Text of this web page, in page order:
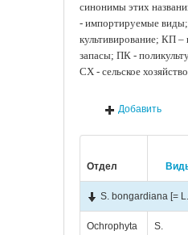
синонимы этих
- импортируемые
культивирование; КП
запасы; ПК -
СХ - сельское
Добавить
Отдел
S. bongardiana [=
Ochrophyta
S.